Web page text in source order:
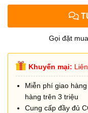
Gọi đặt
Khuyến mại:
Miễn phí giao
hàng trên 3 triệu
Cung cấp đầy đủ